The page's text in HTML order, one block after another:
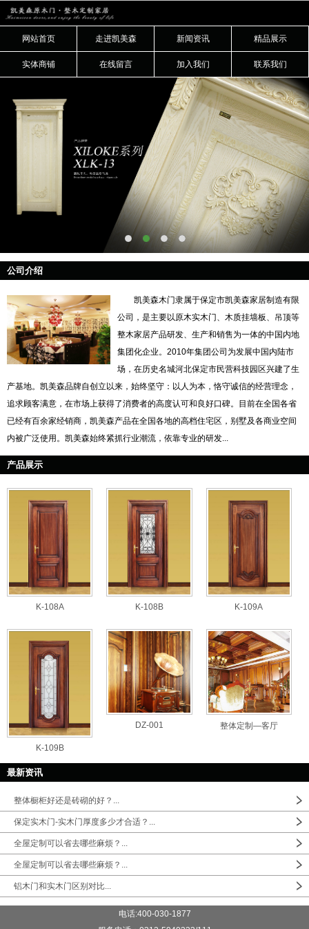
网站首页 走进凯美森 新闻资讯 精品展示
实体商铺 在线留言 加入我们 联系我们
公司介绍
凯美森木门隶属于保定市凯美森家居制造有限
公司，是主要以原木实木门、木质挂墙板、吊顶等
整木家居产品研发、生产和销售为一体的中国内地
集团化企业。2010年集团公司为发展中国内陆市
场，在历史名城河北保定市民营科技园区兴建了生
产基地。凯美森品牌自创立以来，始终坚守：以人为本，恪守诚信的经营理念，
追求顾客满意，在市场上获得了消费者的高度认可和良好口碑。目前在全国各省
已经有百余家经销商，凯美森产品在全国各地的高档住宅区，别墅及各商业空间
内被广泛使用。凯美森始终紧抓行业潮流，依靠专业的研发...
产品展示
K-108A K-108B K-109A
K-109B
DZ-001 整体定制—客厅
最新资讯
整体橱柜好还是砖砌的好？...
保定实木门-实木门厚度多少才合适？...
全屋定制可以省去哪些麻烦？...
全屋定制可以省去哪些麻烦？...
铝木门和实木门区别对比...
电话:400-030-1877